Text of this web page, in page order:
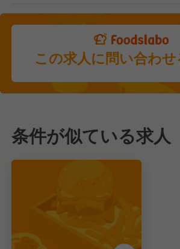
この求人に問い合わ
条件が似ている求人